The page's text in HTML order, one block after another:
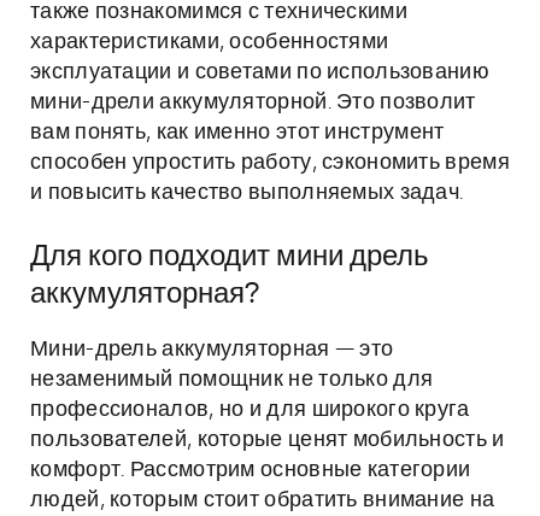
также познакомимся с техническими
характеристиками, особенностями
эксплуатации и советами по использованию
мини-дрели аккумуляторной. Это позволит
вам понять, как именно этот инструмент
способен упростить работу, сэкономить время
и повысить качество выполняемых задач.
Для кого подходит мини дрель
аккумуляторная?
Мини-дрель аккумуляторная — это
незаменимый помощник не только для
профессионалов, но и для широкого круга
пользователей, которые ценят мобильность и
комфорт. Рассмотрим основные категории
людей, которым стоит обратить внимание на